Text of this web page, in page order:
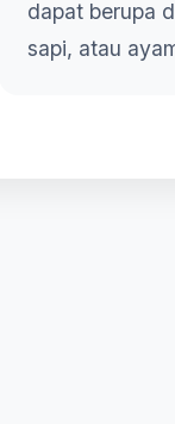
dapat berupa
sapi, atau